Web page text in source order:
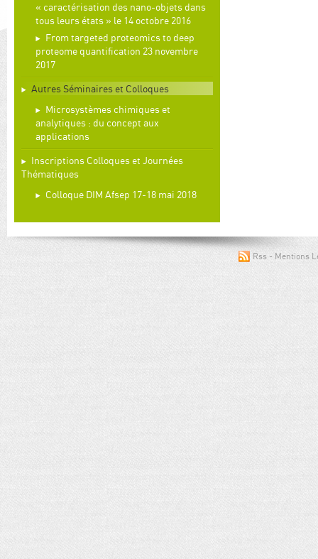
« caractérisation des nano-objets dans
tous leurs états » le 14 octobre 2016
From targeted proteomics to deep
proteome quantification 23 novembre
2017
Autres Séminaires et Colloques
Microsystèmes chimiques et
analytiques : du concept aux
applications
Inscriptions Colloques et Journées
Thématiques
Colloque DIM Afsep 17-18 mai 2018
Rss Mentions